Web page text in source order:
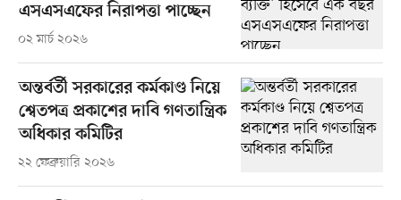
এসএসএফের নিরাপত্তা পাচ্ছেন
০২ মার্চ ২০২৬
অন্তর্বর্তী সরকারের কর্মকাণ্ড নিয়ে
শ্বেতপত্র প্রকাশের দাবি গণতান্ত্রিক
অধিকার কমিটির
২২ ফেব্রুয়ারি ২০২৬